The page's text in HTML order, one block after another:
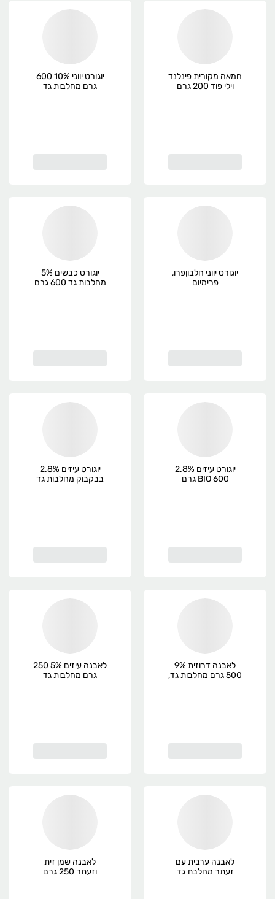
חמאה מקורית פינלנד
וילי פוד 200 גרם
יוגורט יווני 10% 600
גרם מחלבות גד
יוגורט יווני חלבוןפרו,
פרימיום
יוגורט כבשים 5%
מחלבות גד 600 גרם
יוגורט עיזים 2.8%
BIO 600 גרם
יוגורט עיזים 2.8%
בבקבוק מחלבות גד
לאבנה דרוזית 9%
500 גרם מחלבות גד,
לאבנה עיזים 5% 250
גרם מחלבות גד
לאבנה ערבית עם
זעתר מחלבת גד
לאבנה שמן זית
וזעתר 250 גרם